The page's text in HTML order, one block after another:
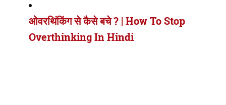
ओवरथिंकिंग से कैसे बचे ? | How To Stop
Overthinking In Hindi